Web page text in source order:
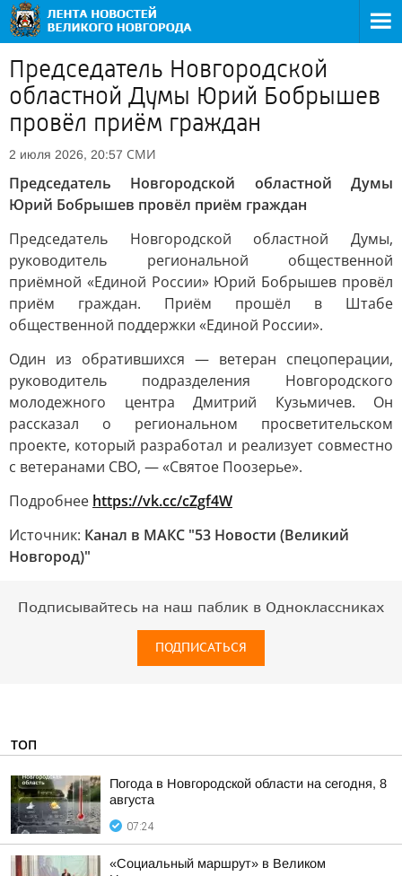
Председатель Новгородской
областной Думы Юрий Бобрышев
провёл приём граждан
2 июля 2026, 20:57 СМИ
Председатель Новгородской областной Думы
Юрий Бобрышев провёл приём граждан
Председатель Новгородской областной Думы,
руководитель региональной общественной
приёмной «Единой России» Юрий Бобрышев провёл
приём граждан. Приём прошёл в Штабе
общественной поддержки «Единой России».
Один из обратившихся — ветеран спецоперации,
руководитель подразделения Новгородского
молодежного центра Дмитрий Кузьмичев. Он
рассказал о региональном просветительском
проекте, который разработал и реализует совместно
с ветеранами СВО, — «Святое Поозерье».
Подробнее https://vk.cc/cZgf4W
Источник: Канал в МАКС "53 Новости (Великий
Новгород)"
Подписывайтесь на наш паблик в Одноклассниках
ПОДПИСАТЬСЯ
ТОП
Погода в Новгородской области на сегодня, 8
августа
07:24
«Социальный маршрут» в Великом